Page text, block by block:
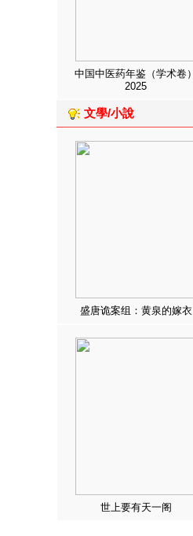
中国中医药年鉴（学术卷）
2025
文學/小說
盛唐诡案组：黄泉的嫁衣
世上要有天一阁